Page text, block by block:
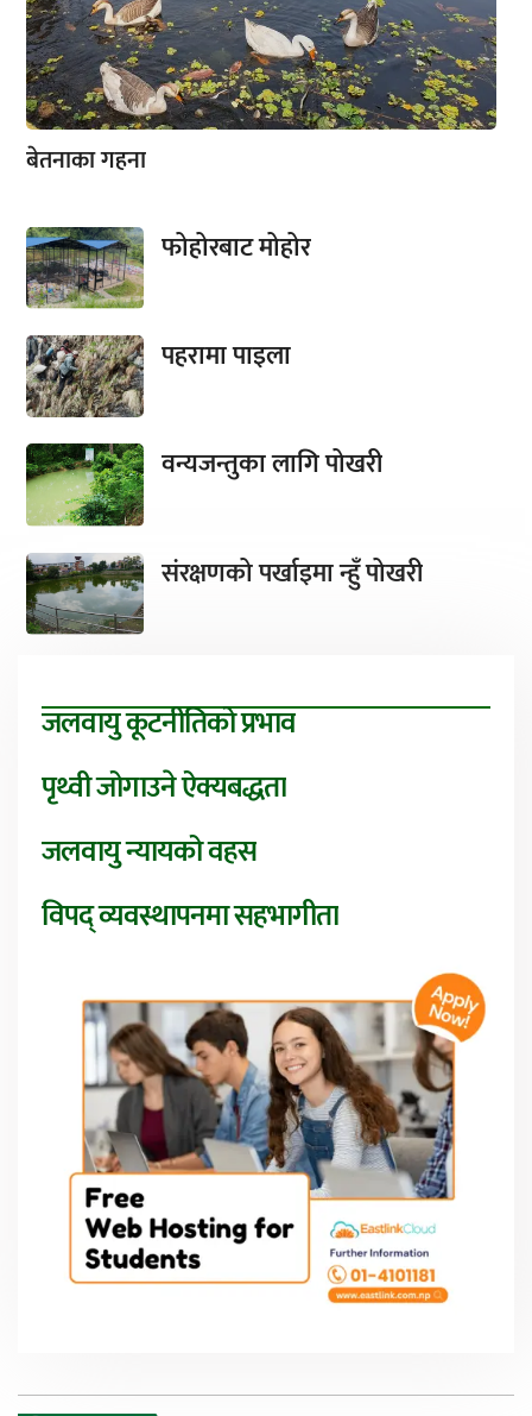
बेतनाका गहना
फोहोरबाट मोहोर
पहरामा पाइला
वन्यजन्तुका लागि पोखरी
संरक्षणको पर्खाइमा न्हुँ पोखरी
जलवायु कूटनीतिको प्रभाव
पृथ्वी जोगाउने ऐक्यबद्धता
जलवायु न्यायको वहस
विपद् व्यवस्थापनमा सहभागीता